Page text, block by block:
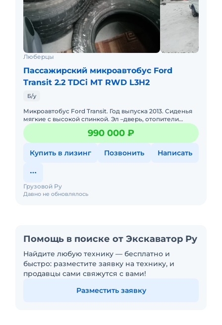
Люберцы
Пассажирский микроавтобус Ford
Transit 2.2 TDCi MT RWD L3H2
Б/у
Микроавтобус Ford Transit. Год выпуска 2013. Сиденья
мягкие с высокой спинкой. Эл –дверь, отопители
салона, стекло подъемники. По маршруту не ходил. В
отличном
990 000 ₽
Купить в лизинг Позвонить Написать
Давно не обновлялось
Грузовой Ру
Помощь в поиске от Экскаватор Ру
Найдите любую технику — бесплатно и
быстро: разместите заявку на технику, и
продавцы сами свяжутся с вами!
Разместить заявку